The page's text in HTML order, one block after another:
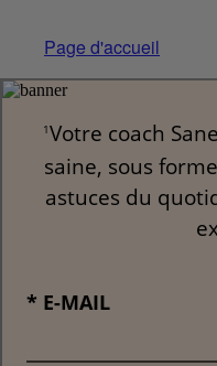
Page d'accueil